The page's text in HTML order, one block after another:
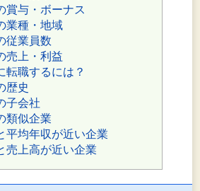
賞与・ボーナス
業種・地域
従業員数
売上・利益
転職するには？
歴史
子会社
類似企業
平均年収が近い企業
売上高が近い企業